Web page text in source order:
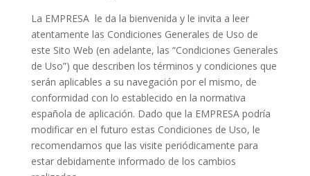
La EMPRESA le da la bienvenida y le invita a leer
atentamente las Condiciones Generales de Uso de
este Sito Web (en adelante, las “Condiciones Generales
de Uso”) que describen los términos y condiciones que
serán aplicables a su navegación por el mismo, de
conformidad con lo establecido en la normativa
española de aplicación. Dado que la EMPRESA podría
modificar en el futuro estas Condiciones de Uso, le
recomendamos que las visite periódicamente para
estar debidamente informado de los cambios